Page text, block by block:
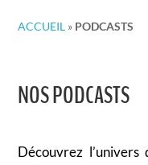
ACCUEIL » PODCASTS
NOS PODCASTS
Découvrez